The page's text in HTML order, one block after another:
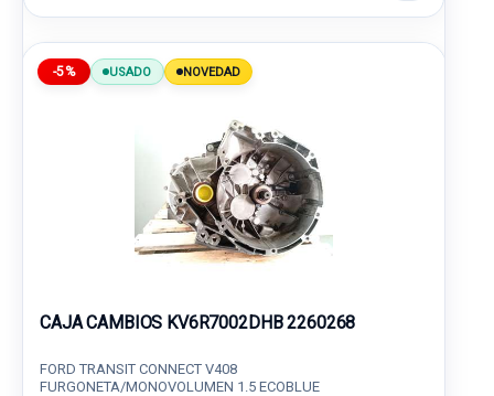
-5% USADO NOVEDAD
CAJA CAMBIOS KV6R7002DHB 2260268
FORD TRANSIT CONNECT V408
FURGONETA/MONOVOLUMEN 1.5 ECOBLUE